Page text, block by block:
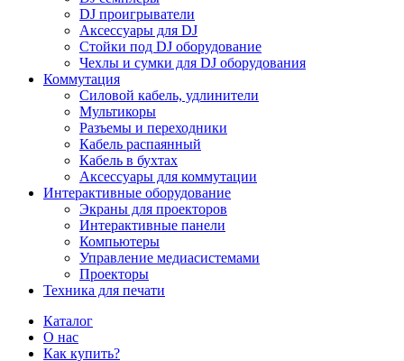
DJ проигрыватели
Аксессуары для DJ
Стойки под DJ оборудование
Чехлы и сумки для DJ оборудования
Коммутация
Силовой кабель, удлинители
Мультикоры
Разъемы и переходники
Кабель распаянный
Кабель в бухтах
Аксессуары для коммутации
Интерактивные оборудование
Экраны для проекторов
Интерактивные панели
Компьютеры
Управление медиасистемами
Проекторы
Техника для печати
Каталог
О нас
Как купить?